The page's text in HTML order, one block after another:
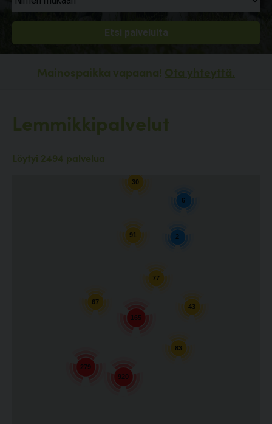
Mainospaikka vapaana! Ota yhteyttä.
Lemmikkipalvelut
Löytyi 2494 palvelua
920
165
67
91
77
83
43
6
279
30
2